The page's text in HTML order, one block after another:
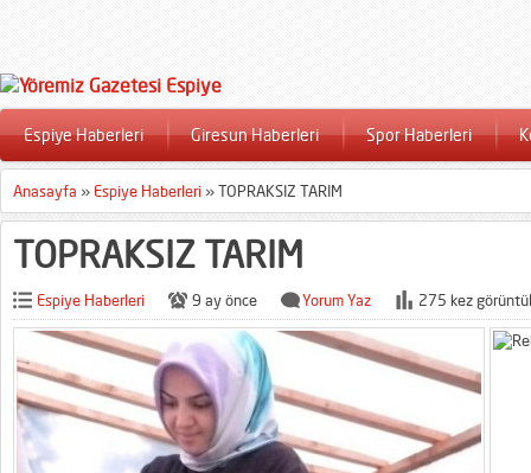
Espiye Haberleri Giresun Haberleri Spor Haberleri
Anasayfa » Espiye Haberleri »TOPRAKSIZ TARIM
TOPRAKSIZ TARIM
Espiye Haberleri 9 ay önce Yorum Yaz 275 kez